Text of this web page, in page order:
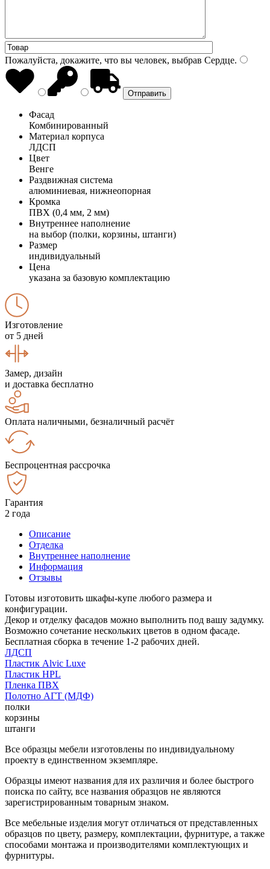
Пожалуйста, докажите, что вы человек, выбрав Сердце.
Фасад
Комбинированный
Материал корпуса
ЛДСП
Цвет
Венге
Раздвижная система
алюминиевая, нижнеопорная
Кромка
ПВХ (0,4 мм, 2 мм)
Внутреннее наполнение
на выбор (полки, корзины, штанги)
Размер
индивидуальный
Цена
указана за базовую комплектацию
Изготовление
от 5 дней
Замер, дизайн
и доставка бесплатно
Оплата наличными, безналичный расчёт
Беспроцентная рассрочка
Гарантия
2 года
Описание
Отделка
Внутреннее наполнение
Информация
Отзывы
Готовы изготовить шкафы-купе любого размера и
конфигурации.
Декор и отделку фасадов можно выполнить под вашу задумку.
Возможно сочетание нескольких цветов в одном фасаде.
Бесплатная сборка в течение 1-2 рабочих дней.
ЛДСП
Пластик Alvic Luxe
Пластик HPL
Пленка ПВХ
Полотно АГТ (МДФ)
полки
корзины
штанги
Все образцы мебели изготовлены по индивидуальному
проекту в единственном экземпляре.
Образцы имеют названия для их различия и более быстрого
поиска по сайту, все названия образцов не являются
зарегистрированным товарным знаком.
Все мебельные изделия могут отличаться от представленных
образцов по цвету, размеру, комплектации, фурнитуре, а также
способами монтажа и производителями комплектующих и
фурнитуры.